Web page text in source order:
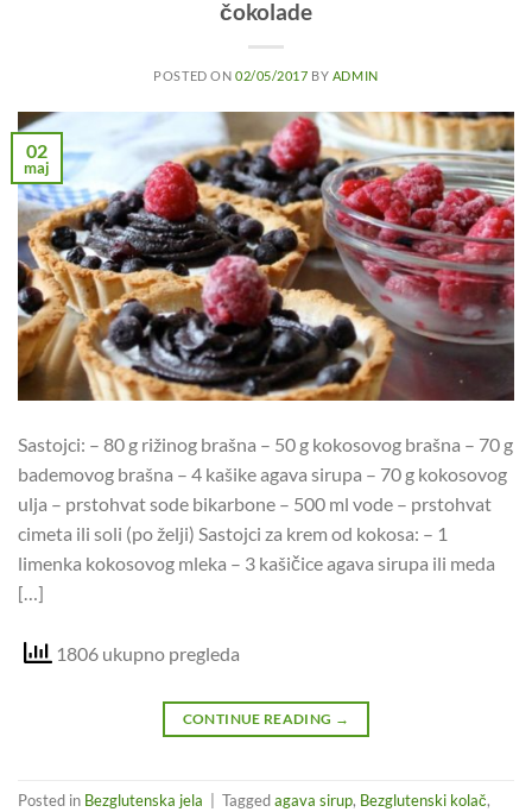
čokolade
POSTED ON 02/05/2017 BY ADMIN
02
maj
Sastojci: – 80 g rižinog brašna – 50 g kokosovog brašna – 70 g
bademovog brašna – 4 kašike agava sirupa – 70 g kokosovog
ulja – prstohvat sode bikarbone – 500 ml vode – prstohvat
cimeta ili soli (po želji) Sastojci za krem od kokosa: – 1
limenka kokosovog mleka – 3 kašičice agava sirupa ili meda
[…]
1806 ukupno pregleda
CONTINUE READING →
Posted in Bezglutenska jela Taggedagava sirup, Bezglutenski kolač,